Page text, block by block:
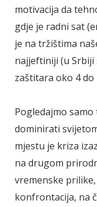
motivacija da
gdje je radni sat
je na tržištima
najjeftiniji (u Srbiji
zaštitara oko 4 do
Pogledajmo
dominirati
mjestu je kriza
na drugom
vremenske
konfrontacija, na